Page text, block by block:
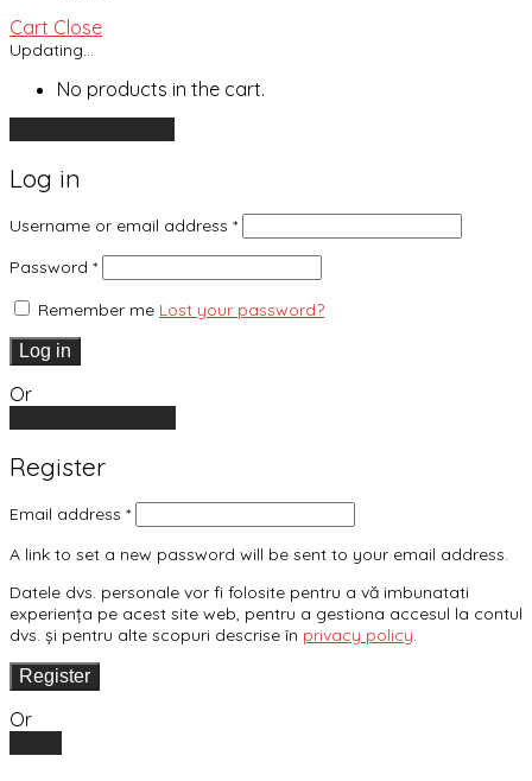
Cart Close
Updating…
No products in the cart.
Log in
Username or email address *
Password *
Remember me Lost your password?
Log in
Or
Register
Email address *
A link to set a new password will be sent to your email address.
Datele dvs. personale vor fi folosite pentru a vă imbunatati
experiența pe acest site web, pentru a gestiona accesul la contul
dvs. și pentru alte scopuri descrise în privacy policy.
Register
Or